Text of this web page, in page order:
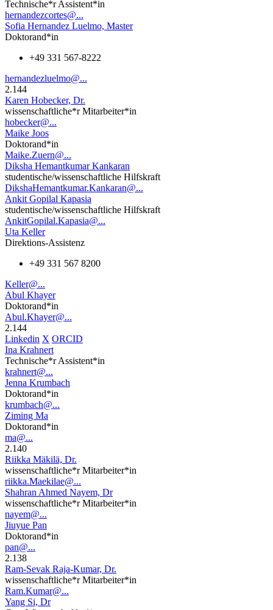
Technische*r Assistent*in
hernandezcortes@...
Sofia Hernandez Luelmo, Master
Doktorand*in
+49 331 567-8222
hernandezluelmo@...
2.144
Karen Hobecker, Dr.
wissenschaftliche*r Mitarbeiter*in
hobecker@...
Maike Joos
Doktorand*in
Maike.Zuern@...
Diksha Hemantkumar Kankaran
studentische/wissenschaftliche Hilfskraft
DikshaHemantkumar.Kankaran@...
Ankit Gopilal Kapasia
studentische/wissenschaftliche Hilfskraft
AnkitGopilal.Kapasia@...
Uta Keller
Direktions-Assistenz
+49 331 567 8200
Keller@...
Abul Khayer
Doktorand*in
Abul.Khayer@...
2.144
Linkedin X ORCID
Ina Krahnert
Technische*r Assistent*in
krahnert@...
Jenna Krumbach
Doktorand*in
krumbach@...
Ziming Ma
Doktorand*in
ma@...
2.140
Riikka Mäkilä, Dr.
wissenschaftliche*r Mitarbeiter*in
riikka.Maekilae@...
Shahran Ahmed Nayem, Dr
wissenschaftliche*r Mitarbeiter*in
nayem@...
Jiuyue Pan
Doktorand*in
pan@...
2.138
Ram-Sevak Raja-Kumar, Dr.
wissenschaftliche*r Mitarbeiter*in
Ram.Kumar@...
Yang Si, Dr